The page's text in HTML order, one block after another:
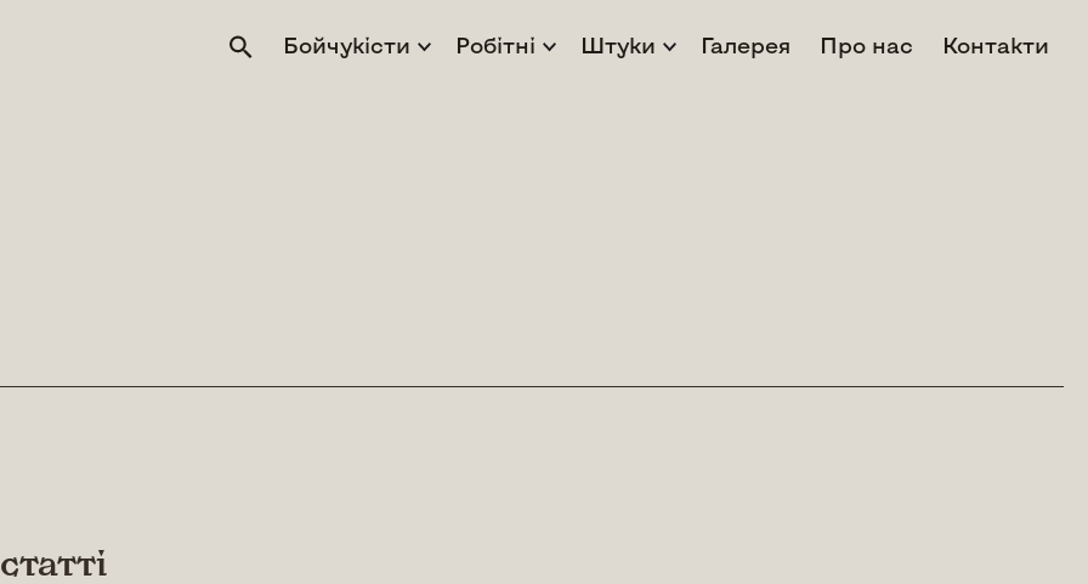
Бойчукісти Робітні Штуки Галерея Про нас Контакти